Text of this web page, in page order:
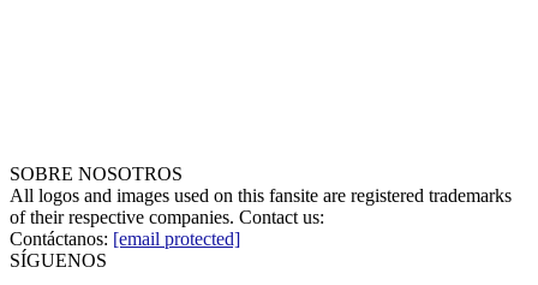
SOBRE NOSOTROS
All logos and images used on this fansite are registered trademarks
of their respective companies. Contact us:
Contáctanos: [email protected]
SÍGUENOS